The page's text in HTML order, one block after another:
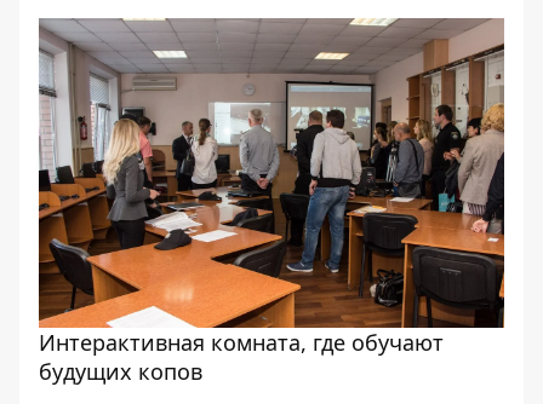
Интерактивная комната, где обучают
будущих копов